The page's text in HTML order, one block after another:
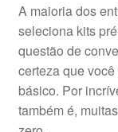
A maioria dos
seleciona kits
questão de
certeza que
básico. Por
também é,